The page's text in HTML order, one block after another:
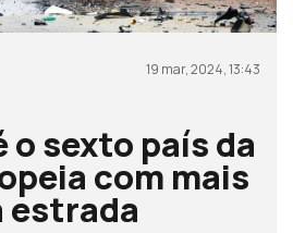
19 mar, 2024, 13:43
o sexto país da
com mais
estrada